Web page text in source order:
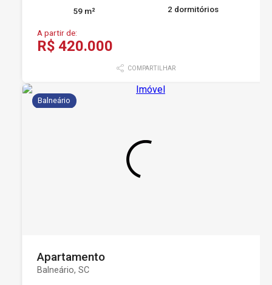
59 m² 2 dormitórios
A partir de:
R$ 420.000
COMPARTILHAR
Balneário
Apartamento
Balneário, SC